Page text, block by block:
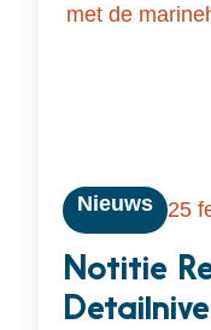
Nieuws 25
Notitie